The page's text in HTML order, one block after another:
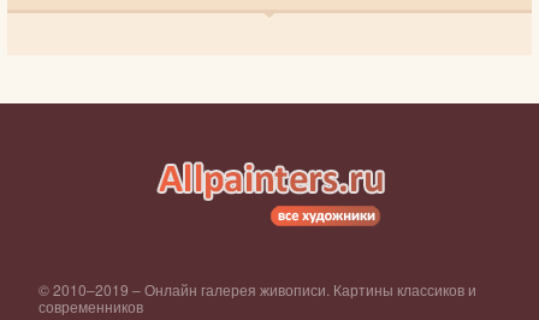
© 2010–2019 – Онлайн галерея живописи. Картины классиков и
современников